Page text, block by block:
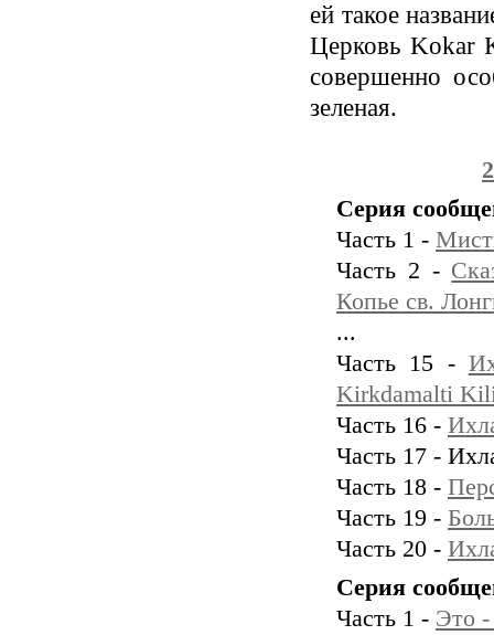
ей такое
Церковь Kokar
совершенно
зеленая.
Серия
Часть 1 -
Часть 2 -
Копье св.
...
Часть 15 -
Kirkdamalti
Часть 16 -
Часть 17 -
Часть 18 -
Часть 19 -
Часть 20 -
Серия
Часть 1 - Это -